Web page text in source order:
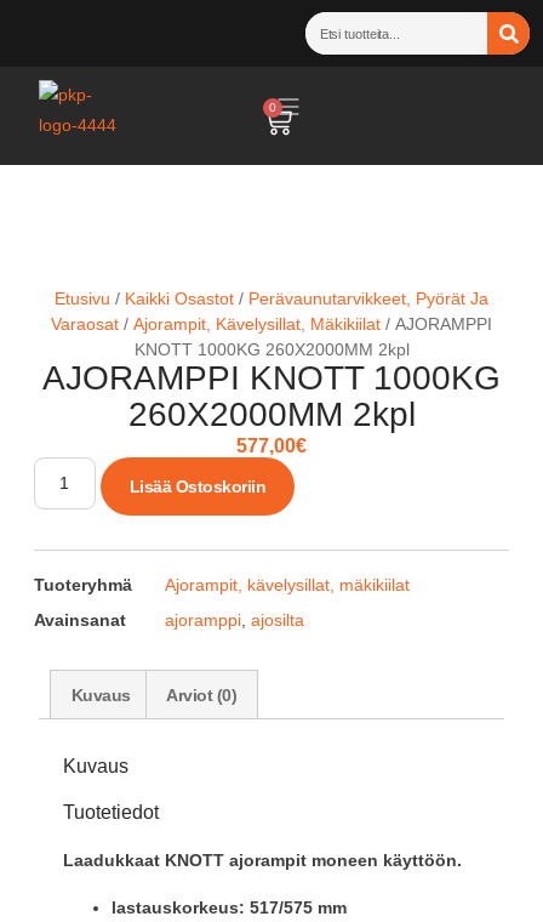
0
Etusivu / Kaikki Osastot / Perävaunutarvikkeet, Pyörät Ja
Varaosat / Ajorampit, Kävelysillat, Mäkikiilat / AJORAMPPI
KNOTT 1000KG 260X2000MM 2kpl
AJORAMPPI KNOTT 1000KG
260X2000MM 2kpl
577,00€
Lisää Ostoskoriin
Tuoteryhmä
Ajorampit, kävelysillat, mäkikiilat
Avainsanat
ajoramppi, ajosilta
Kuvaus Arviot (0)
Kuvaus
Tuotetiedot
Laadukkaat KNOTT ajorampit moneen käyttöön.
lastauskorkeus: 517/575 mm